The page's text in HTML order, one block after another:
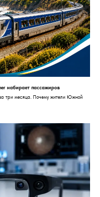
набирает пассажиров
три месяца. Почему жители Южной